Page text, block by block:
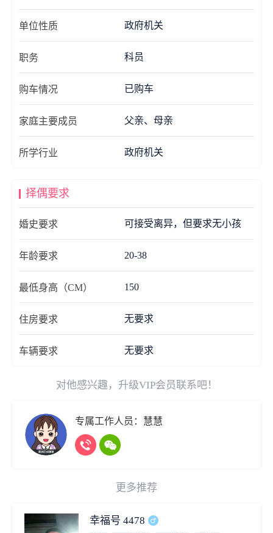
单位性质 政府机关
职务 科员
购车情况 已购车
家庭主要成员 父亲、母亲
所学行业 政府机关
择偶要求
婚史要求 可接受离异，但要求无小孩
年龄要求 20-38
最低身高（CM） 150
住房要求 无要求
车辆要求 无要求
对他感兴趣，升级VIP会员联系吧！
专属工作人员：慧慧
更多推荐
幸福号 4478